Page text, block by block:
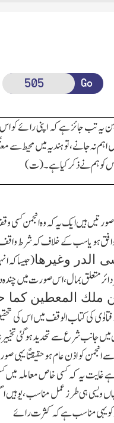
Go
یہ تب جائز ہے کہ اپنی رائے کو
اہم نہ جانے،تو ہندیہ میں محیط سے
کو ہم نے ذکر کیا ہے۔(ت)
صورتیں ہیں ایك یہ کہ وہ
ہو یا سب کے خلاف کہ شرط
الدر وغیرھا(جیسا کہ
متعلق بمال،اس صورت میں
ملك المعطین کما
کی کتاب الوقف میں اس کی
شرع سے تحدید ہوگئی تخییر
انجمن کو اذن عام ہو حقیقتًا
یہ کہ کسی خاص معاملہ
ہی طرز عمل مناسب،یوہیں
یہی مناسب ہے کہ کثرت رائے